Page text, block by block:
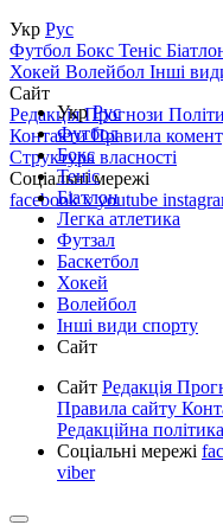
Укр Рус
Футбол Бокс Теніс
Хокей Волейбол Інші
Сайт
РедакціяПрогнози
КонтактиПравила
Структура власності
Соціальні мережі
facebookxyoutube
УкрРус
Футбол
Бокс
Теніс
Біатлон
Легка атлетика
Футзал
Баскетбол
Хокей
Волейбол
Інші види спорту
Сайт
Сайт Редакція
Правила сайту
Редакційна політика
Соціальні мережі
viber